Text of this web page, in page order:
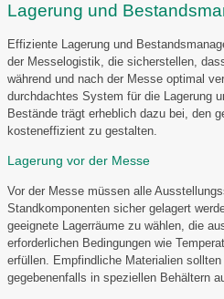
Lagerung und
Effiziente Lagerung und
der Messelogistik, die sicherstellen,
während und nach der Messe optimal
durchdachtes System für die Lagerung
Bestände trägt erheblich dazu bei, den
kosteneffizient zu gestalten.
Lagerung vor der Messe
Vor der Messe müssen alle
Standkomponenten sicher gelagert
geeignete Lagerräume zu wählen, die
erforderlichen Bedingungen wie
erfüllen. Empfindliche Materialien
gegebenenfalls in speziellen Behältern